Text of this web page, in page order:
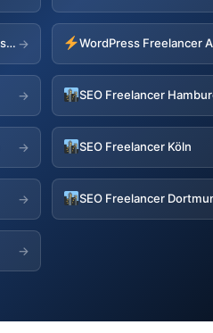
Shopify Freelancer Ahrensburg →
→ SEO Freelancer
→ SEO Freelancer Köln
→ SEO Freelancer
→